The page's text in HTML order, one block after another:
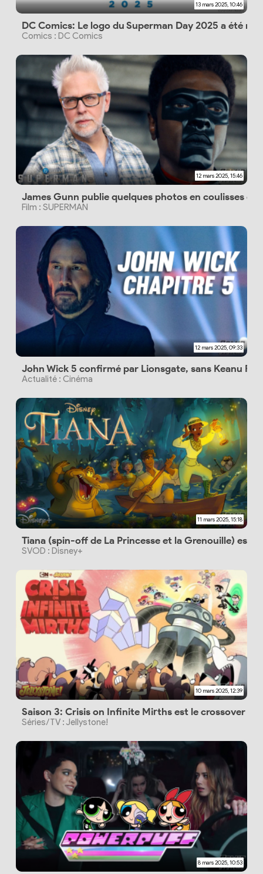
13 mars 2025, 10:46
DC Comics: Le logo du Superman Day 2025 a été
Comics : DC Comics
12 mars 2025, 15:46
James Gunn publie quelques photos en coulisses du
Film : SUPERMAN
12 mars 2025, 09:33
John Wick 5 confirmé par Lionsgate, sans Keanu
Actualité : Cinéma
11 mars 2025, 15:18
Tiana (spin-off de La Princesse et la Grenouille) est
SVOD : Disney+
10 mars 2025, 12:39
Saison 3: Crisis on Infinite Mirths est le crossover qui
Séries/TV : Jellystone!
8 mars 2025, 10:53